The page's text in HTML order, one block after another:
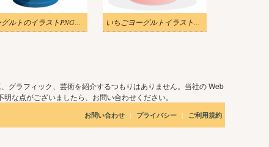
ヨーグルトのイラストPNGダウンロード いちごヨーグルトイラスト無料
グラフィック、芸術を紹介するつもりはありません。当社の Web
な点がございましたら、お問い合わせください。
お問い合わせ | プライバシー | ご利用規約